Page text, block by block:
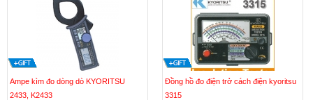
Ampe kìm đo dòng dò KYORITSU
2433, K2433
Đồng hồ đo điện trở cách điện kyoritsu
3315